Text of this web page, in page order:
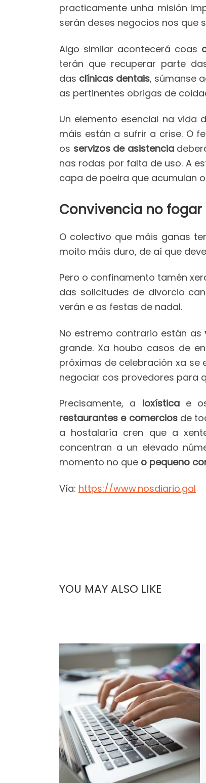
practicamente unha misión
serán deses negocios nos que
Algo similar acontecerá coas
terán que recuperar parte
das clínicas dentais, súmanse
as pertinentes obrigas de
Un elemento esencial na vida
máis están a sufrir a crise. O
os servizos de asistencia
nas rodas por falta de uso. A
capa de poeira que acumulan
Convivencia no fogar
O colectivo que máis ganas
moito máis duro, de aí que
Pero o confinamento tamén
das solicitudes de divorcio
verán e as festas de nadal.
No estremo contrario están as
grande. Xa houbo casos de
próximas de celebración xa
negociar cos provedores para
Precisamente, a loxística e
restaurantes e comercios de
a hostalaría cren que a
concentran a un elevado
momento no que o pequeno
Vía: https://www.nosdiario.gal
YOU MAY ALSO LIKE